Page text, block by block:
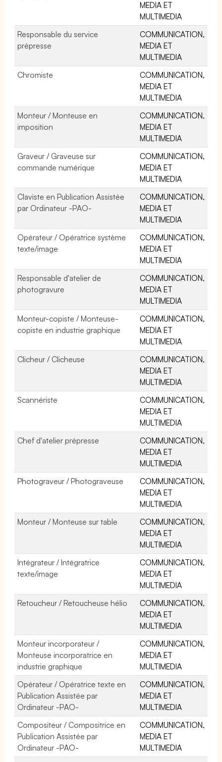
MEDIA ET
MULTIMEDIA
Responsable du service
prépresse
COMMUNICATION,
MEDIA ET
MULTIMEDIA
Chromiste
COMMUNICATION,
MEDIA ET
MULTIMEDIA
Monteur / Monteuse en
imposition
COMMUNICATION,
MEDIA ET
MULTIMEDIA
Graveur / Graveuse sur
commande numérique
COMMUNICATION,
MEDIA ET
MULTIMEDIA
Claviste en Publication Assistée
par Ordinateur -PAO-
COMMUNICATION,
MEDIA ET
MULTIMEDIA
Opérateur / Opératrice système
texte/image
COMMUNICATION,
MEDIA ET
MULTIMEDIA
Responsable d'atelier de
photogravure
COMMUNICATION,
MEDIA ET
MULTIMEDIA
Monteur-copiste / Monteuse-
copiste en industrie graphique
COMMUNICATION,
MEDIA ET
MULTIMEDIA
Clicheur / Clicheuse
COMMUNICATION,
MEDIA ET
MULTIMEDIA
Scannériste
COMMUNICATION,
MEDIA ET
MULTIMEDIA
Chef d'atelier prépresse
COMMUNICATION,
MEDIA ET
MULTIMEDIA
Photograveur / Photograveuse
COMMUNICATION,
MEDIA ET
MULTIMEDIA
Monteur / Monteuse sur table
COMMUNICATION,
MEDIA ET
MULTIMEDIA
Intégrateur / Intégratrice
texte/image
COMMUNICATION,
MEDIA ET
MULTIMEDIA
Retoucheur / Retoucheuse hélio
COMMUNICATION,
MEDIA ET
MULTIMEDIA
Monteur incorporateur /
Monteuse incorporatrice en
industrie graphique
COMMUNICATION,
MEDIA ET
MULTIMEDIA
Opérateur / Opératrice texte en
Publication Assistée par
Ordinateur -PAO-
COMMUNICATION,
MEDIA ET
MULTIMEDIA
Compositeur / Compositrice en
Publication Assistée par
Ordinateur -PAO-
COMMUNICATION,
MEDIA ET
MULTIMEDIA